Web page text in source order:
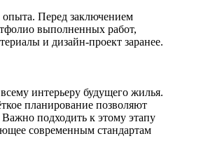
опыта. Перед заключением
выполненных работ,
и дизайн-проект заранее.
интерьеру будущего жилья.
планирование позволяют
Важно подходить к этому этапу
современным стандартам